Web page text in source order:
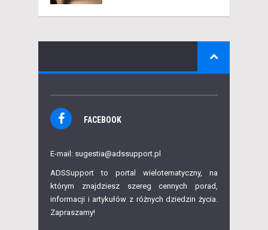
FACEBOOK
E-mail: sugestia@adssupport.pl
ADSSupport to portal wielotematyczny, na
którym znajdziesz szereg cennych porad,
informacji i artykułów z różnych dziedzin życia.
Zapraszamy!